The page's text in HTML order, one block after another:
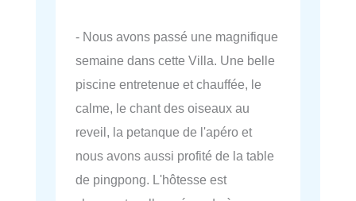
- Nous avons passé une magnifique
semaine dans cette Villa. Une belle
piscine entretenue et chauffée, le
calme, le chant des oiseaux au
reveil, la petanque de l'apéro et
nous avons aussi profité de la table
de pingpong. L'hôtesse est